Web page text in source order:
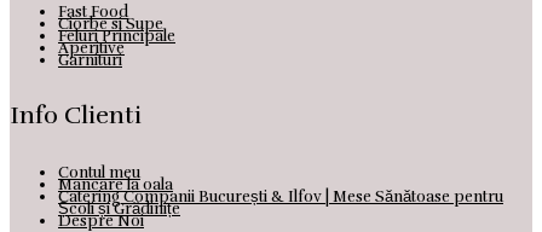
Fast Food
Ciorbe si Supe
Feluri Principale
Aperitive
Garnituri
Info Clienti
Contul meu
Mancare la oala
Catering Companii București & Ilfov | Mese Sănătoase pentru
Școli și Grădinițe
Despre Noi